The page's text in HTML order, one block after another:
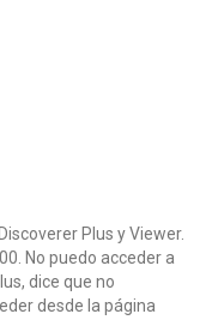
Plus y Viewer.
No puedo acceder a
dice que no
desde la página